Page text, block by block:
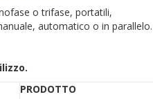
o trifase, portatili,
automatico o in parallelo.
PRODOTTO